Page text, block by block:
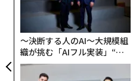
〜決断する人のAI〜大規模組
織が挑む「AIフル実装」“使
う”企業から“動く”企業へ【N
TTドコモビジネス×PwC】